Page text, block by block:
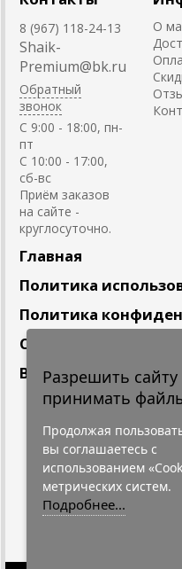
8 (967) 118-24-13
Shaik-
Premium@bk.ru
Обратный
звонок
C 9:00 - 18:00, пн-
пт
С 10:00 - 17:00,
сб-вс
Приём заказов
на сайте -
круглосуточно.
О
Главная
Политика
Политика
Сотрудничество
Вакансии
Подпишитесь
Нажимая на
персональных
Конфидециальности"
Разрешить сайту
принимать
Продолжая
вы соглашаетесь с
использованием
метрических систем.
Подробнее...